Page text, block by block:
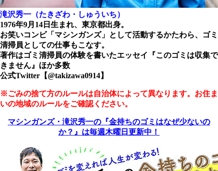
滝沢秀一（たきざわ・しゅういち）
1976年9月14日生まれ、東京都出身。
お笑いコンビ「マシンガンズ」として活動するかたわら、ゴミ
清掃員としての仕事もこなす。
著作はゴミ清掃員の体験を書いたエッセイ『このゴミは収集で
きません』ほか多数
公式Twitter【@takizawa0914】
※ごみの捨て方のルールは自治体によって異なります。お住ま
いの地域のルールをご確認ください。
マシンガンズ・滝沢秀一の『金持ちのゴミはなぜ少ないの
か？』は毎週木曜日更新中！